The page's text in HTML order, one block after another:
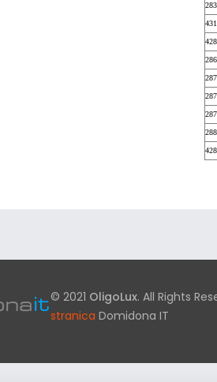
© 2021 OligoLux. All Rights
stranica Domidona IT